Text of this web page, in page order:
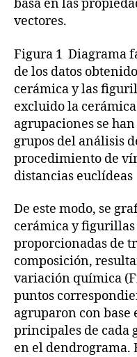
basa en las
vectores.
Figura 1 Diagrama
de los datos
cerámica y las
excluido la
agrupaciones se
grupos del análisis
procedimiento de
distancias euclídeas
De este modo, se
cerámica y
proporcionadas de
composición,
variación química
puntos
agruparon con base
principales de cada
en el dendrograma.